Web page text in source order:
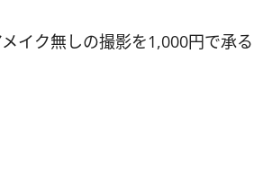
イク無しの撮影を1,000円で承る